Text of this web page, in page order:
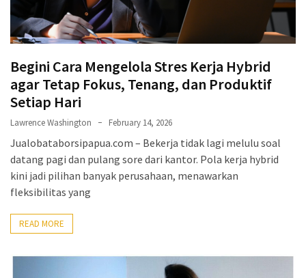
Begini Cara Mengelola Stres Kerja Hybrid
agar Tetap Fokus, Tenang, dan Produktif
Setiap Hari
Lawrence Washington February 14, 2026
Jualobataborsipapua.com – Bekerja tidak lagi melulu soal
datang pagi dan pulang sore dari kantor. Pola kerja hybrid
kini jadi pilihan banyak perusahaan, menawarkan
fleksibilitas yang
READ MORE